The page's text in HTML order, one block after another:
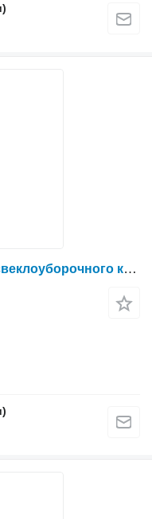
Кільце Holmer 120041604 для свеклоуборочного комбайна